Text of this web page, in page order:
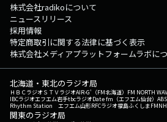
株式会社radikoについて
ニュースリリース
採用情報
特定商取引に関する法律に基づく表示
株式会社メディアプラットフォームラボに
北海道・東北のラジオ局
ＨＢＣラジオＳＴＶラジオAIR-G'（FM北海道） FM NORTH
IBCラジオエフエム岩手tbcラジオDate fm（エフエム仙台）
Rhythm Station エフエム山形RFCラジオ福島ふくしまFM
関東のラジオ局